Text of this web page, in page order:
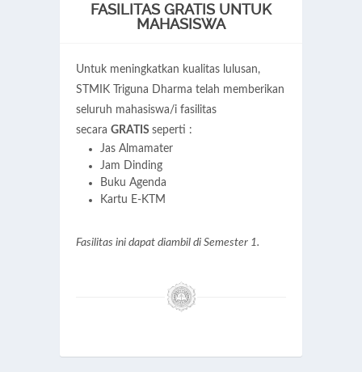
FASILITAS GRATIS UNTUK
MAHASISWA
Untuk meningkatkan kualitas lulusan,
STMIK Triguna Dharma telah memberikan
seluruh mahasiswa/i fasilitas
secara GRATIS seperti :
Jas Almamater
Jam Dinding
Buku Agenda
Kartu E-KTM
Fasilitas ini dapat diambil di Semester 1.